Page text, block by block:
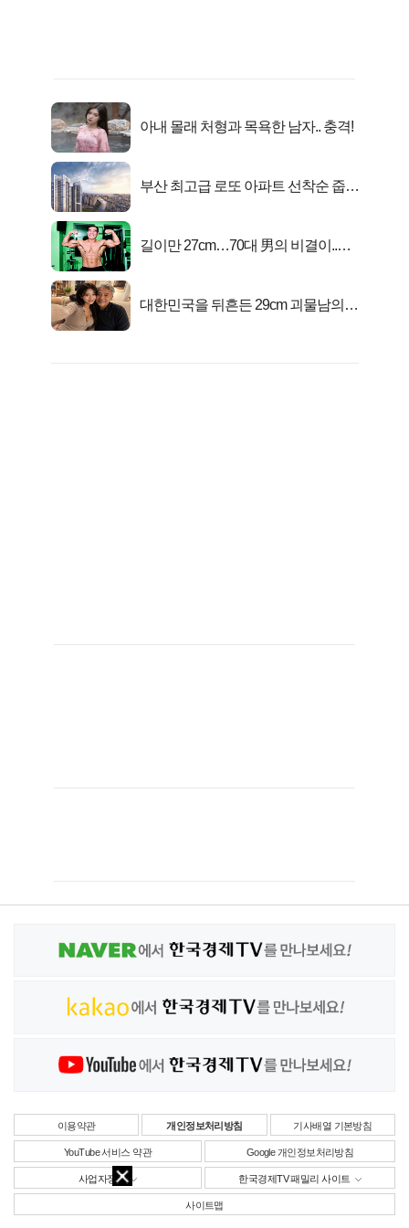
아내 몰래 처형과 목욕한 남자.. 충격!
부산 최고급 로또 아파트 선착순 줍줍
길이만 27cm…70대 男의 비결이..충
대한민국을 뒤흔든 29cm 괴물남의
이용약관 개인정보처리방침 기사배열 기본방침
YouTube 서비스 약관 Google 개인정보처리방침
사업자정보 한국경제TV 패밀리 사이트
사이트맵